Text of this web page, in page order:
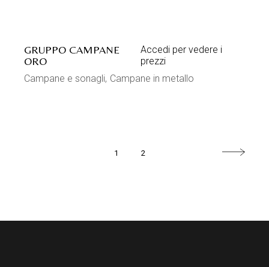
GRUPPO CAMPANE
ORO
Accedi per vedere i
prezzi
Campane e sonagli Campane in metallo
1 2